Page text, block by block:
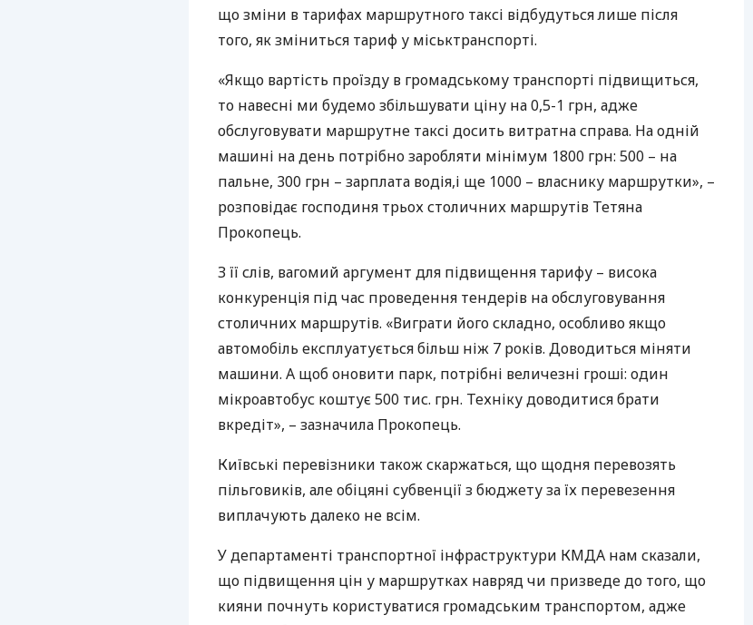
що зміни в тарифах маршрутного таксі відбудуться лише після
того, як зміниться тариф у міськтранспорті.
«Якщо вартість проїзду в громадському транспорті підвищиться,
то навесні ми будемо збільшувати ціну на 0,5-1 грн, адже
обслуговувати маршрутне таксі досить витратна справа. На одній
машині на день потрібно заробляти мінімум 1800 грн: 500 – на
пальне, 300 грн – зарплата водія,і ще 1000 – власнику маршрутки», –
розповідає господиня трьох столичних маршрутів Тетяна
Прокопець.
З її слів, вагомий аргумент для підвищення тарифу – висока
конкуренція під час проведення тендерів на обслуговування
столичних маршрутів. «Виграти його складно, особливо якщо
автомобіль експлуатується більш ніж 7 років. Доводиться міняти
машини. А щоб оновити парк, потрібні величезні гроші: один
мікроавтобус коштує 500 тис. грн. Техніку доводитися брати
вкредіт», – зазначила Прокопець.
Київські перевізники також скаржаться, що щодня перевозять
пільговиків, але обіцяні субвенції з бюджету за їх перевезення
виплачують далеко не всім.
У департаменті транспортної інфраструктури КМДА нам сказали,
що підвищення цін у маршрутках навряд чи призведе до того, що
кияни почнуть користуватися громадським транспортом, адже